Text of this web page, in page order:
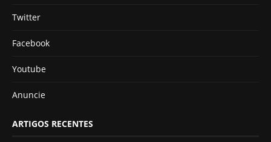
Twitter
Facebook
Youtube
Anuncie
ARTIGOS RECENTES